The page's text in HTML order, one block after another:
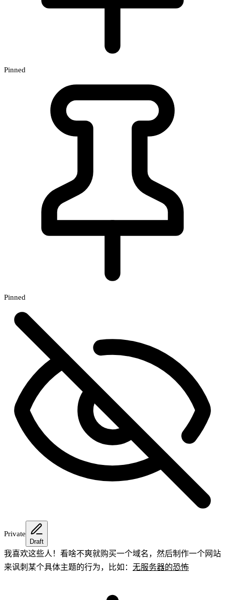
Pinned
Pinned
Private
Draft
我喜欢这些人！看啥不爽就购买一个域名，然后制作一个网站
来讽刺某个具体主题的行为，比如： 无服务器的恐怖